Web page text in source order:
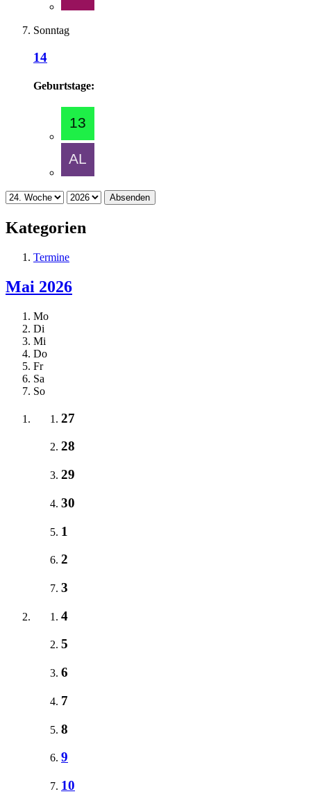
Sonntag
14
Geburtstage:
Absenden
Kategorien
Termine
Mai 2026
Mo
Di
Mi
Do
Fr
Sa
So
27
28
29
30
1
2
3
4
5
6
7
8
9
10